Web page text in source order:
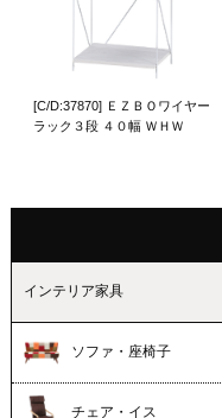
[C/D:37870] ＥＺＢＯワイヤー
ラック３段 ４０幅 ＷＨＷ
インテリア家具
ソファ・座椅子
チェア・イス